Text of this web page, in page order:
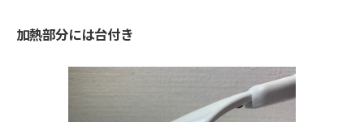
加熱部分には台付き